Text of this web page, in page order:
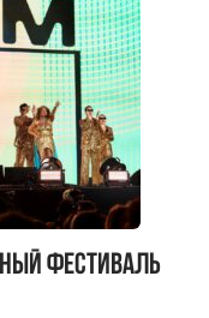
фестиваль